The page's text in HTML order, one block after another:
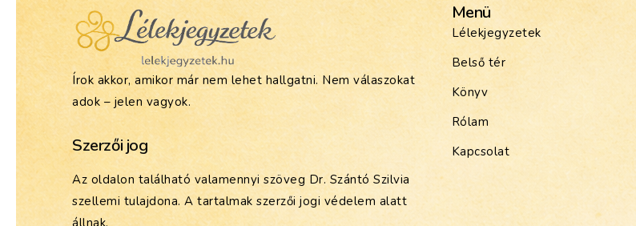
Írok akkor, amikor már nem lehet hallgatni. Nem válaszokat
adok – jelen vagyok.
Szerzői jog
Az oldalon található valamennyi szöveg Dr. Szántó Szilvia
szellemi tulajdona. A tartalmak szerzői jogi védelem alatt
Menü
Lélekjegyzetek
Belső tér
Könyv
Rólam
Kapcsolat